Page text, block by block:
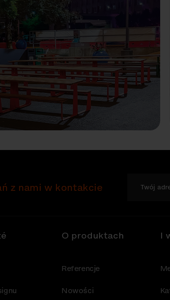
z nami w kontakcie
O produktach
Referencje
Nowości
I